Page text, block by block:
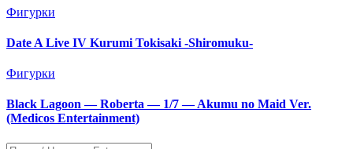
Фигурки
Date A Live IV Kurumi Tokisaki -Shiromuku-
Фигурки
Black Lagoon — Roberta — 1/7 — Akumu no Maid Ver.
(Medicos Entertainment)